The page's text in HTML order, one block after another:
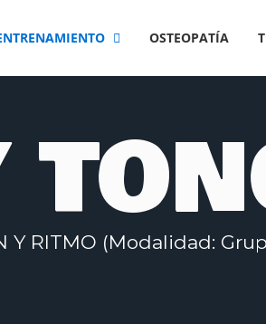
OSTEOPATÍA
Y RITMO (Modalidad: